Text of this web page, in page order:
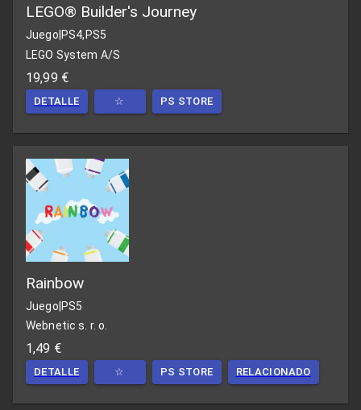
LEGO® Builder's Journey
Juego PS4,PS5
LEGO System A/S
19,99 €
DETALLE ☆ PS STORE
Rainbow
Juego|PS5
Webnetic s. r. o.
1,49 €
DETALLE ☆ PS STORE RELACIONADO